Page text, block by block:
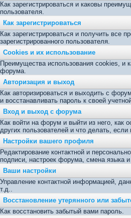
Как зарегистрироваться и каковы
пользователя.
Как зарегистрироваться
Как зарегистрироваться и получить все
зарегистрированного пользователя.
Cookies и их использование
Преимущества использования cookies, и
форума.
Авторизация и выход
Как авторизироваться и выходить с
и восстанавливать пароль к своей
Вход и выход с форума
Как войти на форум и выйти из него, как
других пользователей и что делать,
Настройки вашего профиля
Редактирование контактной и
подписи, настроек форума, смена языка и
Ваши настройки
Управление контактной информацией,
т.д..
Восстановление утерянного или
Как восстановить забытый вами пароль.